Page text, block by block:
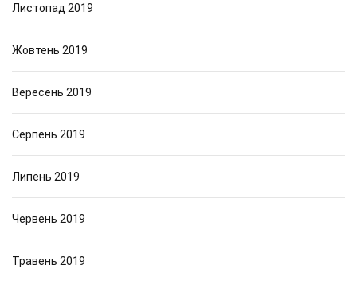
Листопад 2019
Жовтень 2019
Вересень 2019
Серпень 2019
Липень 2019
Червень 2019
Травень 2019